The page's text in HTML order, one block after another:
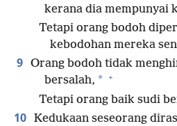
kerana dia mempunyai
Tetapi orang bodoh
kebodohan mereka
9 Orang bodoh tidak
bersalah, * +
Tetapi orang baik sudi
10 Kedukaan seseorang